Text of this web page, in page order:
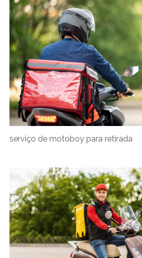
serviço de motoboy para retirada